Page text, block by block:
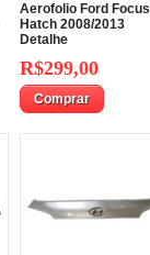
Aerofolio Ford Focus
Hatch 2008/2013
Detalhe
R$299,00
Comprar